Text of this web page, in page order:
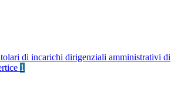
di incarichi dirigenziali amministrativi di
1